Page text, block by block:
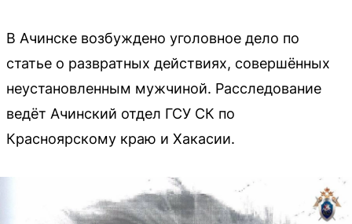
В Ачинске возбуждено уголовное дело по
статье о развратных действиях, совершённых
неустановленным мужчиной. Расследование
ведёт Ачинский отдел ГСУ СК по
Красноярскому краю и Хакасии.